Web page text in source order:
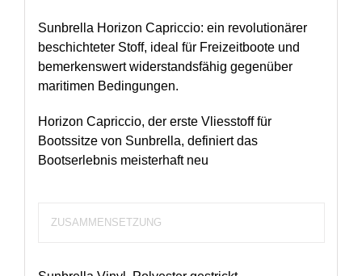
Sunbrella Horizon Capriccio: ein revolutionärer
beschichteter Stoff, ideal für Freizeitboote und
bemerkenswert widerstandsfähig gegenüber
maritimen Bedingungen.
Horizon Capriccio, der erste Vliesstoff für
Bootssitze von Sunbrella, definiert das
Bootserlebnis meisterhaft neu
ZUSAMMENSETZUNG